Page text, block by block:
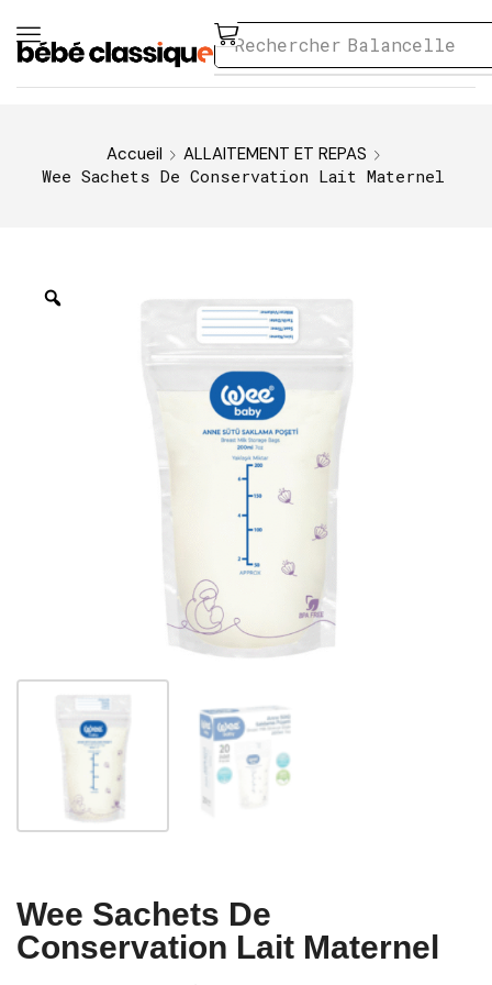
Rechercher Balancelle
Accueil
ALLAITEMENT ET REPAS
Wee Sachets De Conservation Lait Maternel
Wee Sachets De
Conservation Lait Maternel